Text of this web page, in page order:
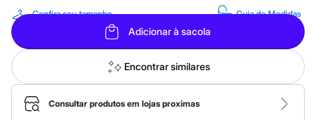
Blusas e Camisetas
Básicos
Calças
Casacos e Jaquetas
Jeans
Macacões
Saias
Shorts e Bermudas
Vestidos
Confira seu tamanho Guia de Medidas
Adicionar à sacola
Encontrar similares
Consultar produtos em lojas proximas